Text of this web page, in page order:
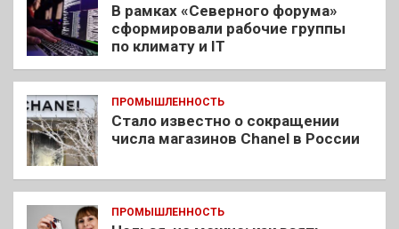
В рамках «Северного форума»
сформировали рабочие группы
по климату и IT
ПРОМЫШЛЕННОСТЬ
Стало известно о сокращении
числа магазинов Chanel в России
ПРОМЫШЛЕННОСТЬ